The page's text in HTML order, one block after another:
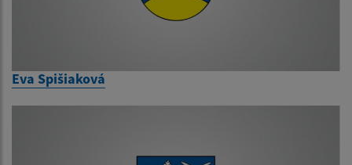
Eva Spišiaková